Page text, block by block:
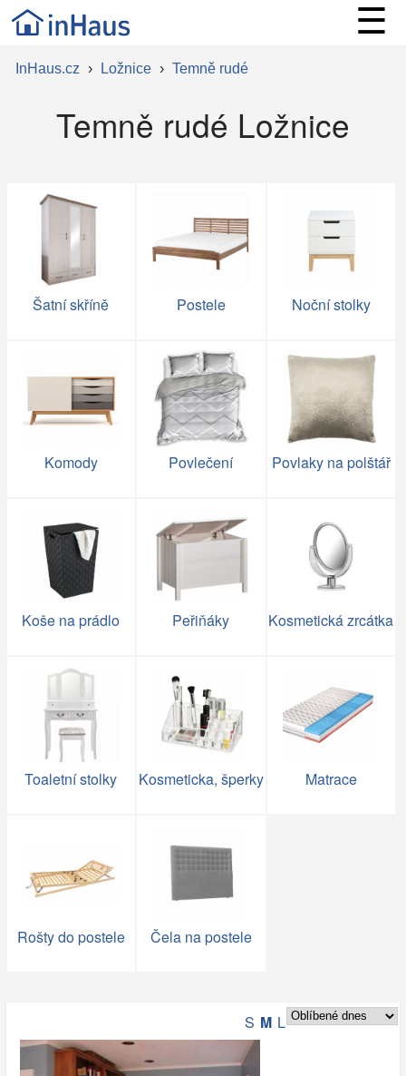
☰
InHaus.cz › Ložnice › Temně rudé
Temně rudé Ložnice
Šatní skříně Postele Noční stolky
Komody Povlečení Povlaky na polštář
Koše na prádlo Peřiňáky Kosmetická zrcátka
Toaletní stolky Kosmeticka, šperky Matrace
Rošty do postele Čela na postele
S M L